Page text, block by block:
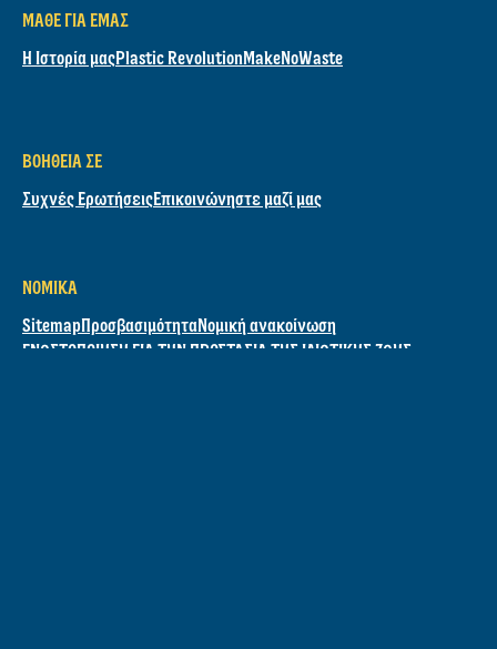
ΜΆΘΕ ΓΙΑ ΕΜΆΣ
Η Ιστορία μαςPlastic RevolutionMakeNoWaste
ΒΟΉΘΕΙΑ ΣΕ
Συχνές ΕρωτήσειςΕπικοινώνηστε μαζί μας
ΝΟΜΙΚΆ
SitemapΠροσβασιμότηταΝομική ανακοίνωση
ΓΝΩΣΤΟΠΟΙΗΣΗ ΓΙΑ ΤΗΝ ΠΡΟΣΤΑΣΙΑ ΤΗΣ ΙΔΙΩΤΙΚΗΣ ΖΩΗΣ